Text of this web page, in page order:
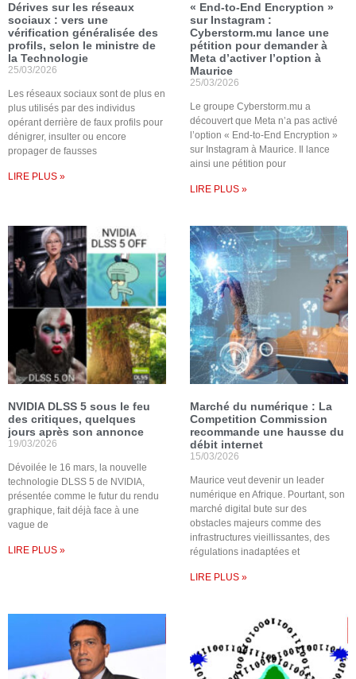
Dérives sur les réseaux
sociaux : vers une
vérification généralisée des
profils, selon le ministre de
la Technologie
25/03/2026
Les réseaux sociaux sont de plus en
plus utilisés par des individus
opérant derrière de faux profils pour
dénigrer, insulter ou encore
propager de fausses
LIRE PLUS »
« End-to-End Encryption »
sur Instagram :
Cyberstorm.mu lance une
pétition pour demander à
Meta d’activer l’option à
Maurice
25/03/2026
Le groupe Cyberstorm.mu a
découvert que Meta n’a pas activé
l’option « End-to-End Encryption »
sur Instagram à Maurice. Il lance
ainsi une pétition pour
LIRE PLUS »
NVIDIA DLSS 5 sous le feu
des critiques, quelques
jours après son annonce
19/03/2026
Dévoilée le 16 mars, la nouvelle
technologie DLSS 5 de NVIDIA,
présentée comme le futur du rendu
graphique, fait déjà face à une
vague de
LIRE PLUS »
Marché du numérique : La
Competition Commission
recommande une hausse du
débit internet
15/03/2026
Maurice veut devenir un leader
numérique en Afrique. Pourtant, son
marché digital bute sur des
obstacles majeurs comme des
infrastructures vieillissantes, des
régulations inadaptées et
LIRE PLUS »